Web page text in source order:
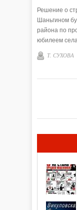
Решение о
Шаньгином
района по
юбилеем
Т. СУХОВА